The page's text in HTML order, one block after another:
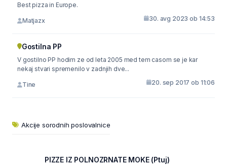
Best pizza in Europe.
Matjazx 30. avg 2023 ob 14:53
Gostilna PP
V gostilno PP hodim ze od leta 2005 med tem casom se je kar
nekaj stvari spremenilo v zadnjih dve...
Tine 20. sep 2017 ob 11:06
Akcije sorodnih poslovalnice
PIZZE IZ POLNOZRNATE MOKE (Ptuj)